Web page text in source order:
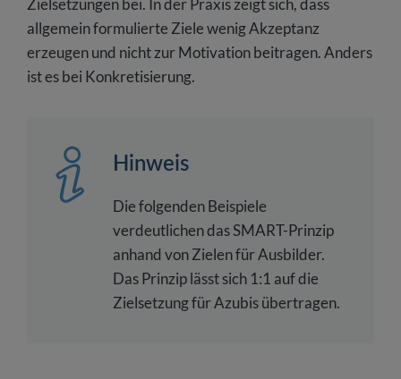
Zielsetzungen bei. In der Praxis zeigt sich, dass
allgemein formulierte Ziele wenig Akzeptanz
erzeugen und nicht zur Motivation beitragen. Anders
ist es bei Konkretisierung.
Hinweis
Die folgenden Beispiele
verdeutlichen das SMART-Prinzip
anhand von Zielen für Ausbilder.
Das Prinzip lässt sich 1:1 auf die
Zielsetzung für Azubis übertragen.